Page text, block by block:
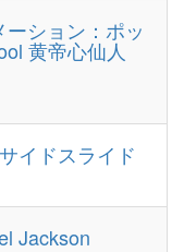
ーション：ポッ
黄帝心仙人
イドスライド
Jackson